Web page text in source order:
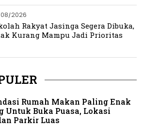
2026
Rakyat Jasinga Segera Dibuka,
Kurang Mampu Jadi Prioritas
Rumah Makan Paling Enak
Untuk Buka Puasa, Lokasi
Parkir Luas